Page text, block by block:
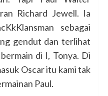
Richard Jewell. Ia
sebagai
gendut dan terlihat
di I, Tonya. Di
Oscar itu kami tak
Paul.